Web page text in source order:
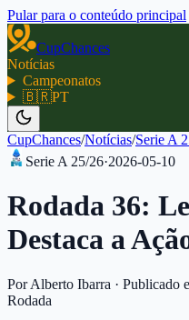
Pular para o conteúdo principal
CupChances
Notícias
Campeonatos
🇧🇷PT
CupChances/Notícias/Serie A
Serie A 25/26·2026-05-10
Rodada 36:
Destaca a
Por Alberto Ibarra · Publicado
Rodada